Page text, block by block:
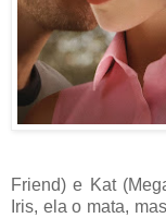
Friend) e Kat
Iris, ela o mata,